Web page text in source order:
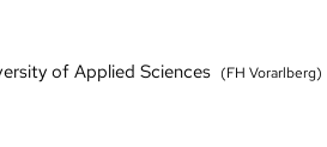
of Applied Sciences (FH Vorarlberg)